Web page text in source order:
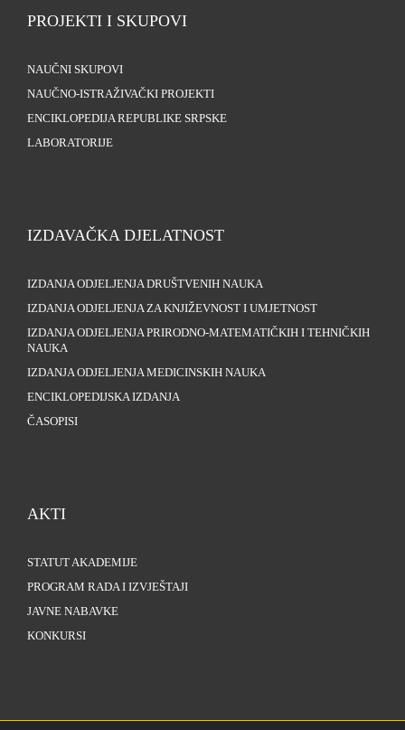
PROJEKTI I SKUPOVI
NAUČNI SKUPOVI
NAUČNO-ISTRAŽIVAČKI PROJEKTI
ENCIKLOPEDIJA REPUBLIKE SRPSKE
LABORATORIJE
IZDAVAČKA DJELATNOST
IZDANJA ODJELJENJA DRUŠTVENIH NAUKA
IZDANJA ODJELJENJA ZA KNJIŽEVNOST I UMJETNOST
IZDANJA ODJELJENJA PRIRODNO-MATEMATIČKIH I TEHNIČKIH
NAUKA
IZDANJA ODJELJENJA MEDICINSKIH NAUKA
ENCIKLOPEDIJSKA IZDANJA
ČASOPISI
AKTI
STATUT AKADEMIJE
PROGRAM RADA I IZVJEŠTAJI
JAVNE NABAVKE
KONKURSI